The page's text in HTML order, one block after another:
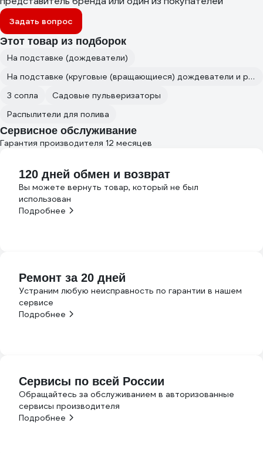
Задать вопрос
Этот товар из подборок
На подставке (дождеватели)
На подставке (круговые (вращающиеся) дождеватели и распылители)
3 сопла
Садовые пульверизаторы
Распылители для полива
Сервисное обслуживание
Гарантия производителя 12 месяцев
120 дней обмен и возврат
Вы можете вернуть товар, который не был
использован
Подробнее
Ремонт за 20 дней
Устраним любую неисправность по гарантии в нашем
сервисе
Подробнее
Сервисы по всей России
Обращайтесь за обслуживанием в авторизованные
сервисы производителя
Подробнее